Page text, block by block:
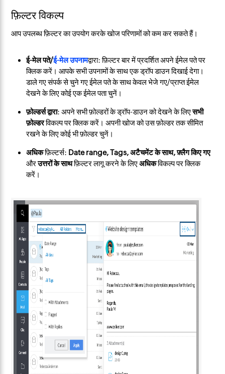
फ़िल्टर विकल्प
आप उपलब्ध फ़िल्टर का उपयोग करके खोज परिणामों को कम कर सकते हैं।
ई-मेल पते/ई-मेल उपनामद्वारा: फ़िल्टर बार में प्रदर्शित अपने ईमेल पते पर
क्लिक करें। आपके सभी उपनामों के साथ एक ड्रॉप डाउन दिखाई देगा।
डाले गए संपर्क से चुने गए ईमेल पते के साथ केवल भेजे गए/प्राप्त ईमेल
देखने के लिए कोई एक ईमेल पता चुनें।
फ़ोल्डर्स द्वारा: अपने सभी फ़ोल्डरों के ड्रॉप-डाउन को देखने के लिएसभी
फ़ोल्डरविकल्प पर क्लिक करें। अपनी खोज को उस फ़ोल्डर तक सीमित
रखने के लिए कोई भी फ़ोल्डर चुनें।
अधिकफ़िल्टर्स: Date range, Tags, अटैचमेंट के साथ, फ़्लैग किए गए
औरउत्तरों के साथफ़िल्टर लागू करने के लिएअधिकविकल्प पर क्लिक
करें।